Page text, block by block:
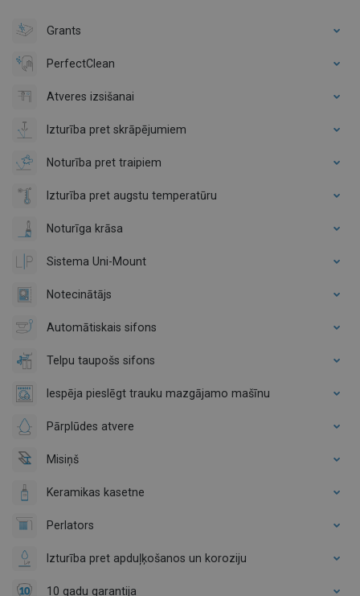
Grants
PerfectClean
Atveres izsišanai
Izturība pret skrāpējumiem
Noturība pret traipiem
Izturība pret augstu temperatūru
Noturīga krāsa
Sistema Uni-Mount
Notecinātājs
Automātiskais sifons
Telpu taupošs sifons
Iespēja pieslēgt trauku mazgājamo mašīnu
Pārplūdes atvere
Misiņš
Keramikas kasetne
Perlators
Izturība pret apduļķošanos un koroziju
10 gadu garantija